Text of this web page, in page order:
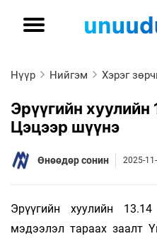
Нүүр Нийгэм Хэрэг
Эрүүгийн хуулийн
Цэцээр шүүнэ
Өнөөдөр сонин 2025-
Эрүүгийн хуулийн
мэдээлэл тараах заалт